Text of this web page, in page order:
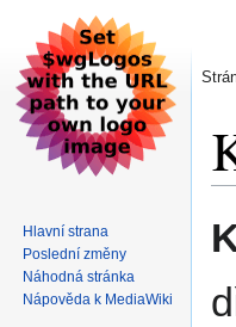
na
na
Hlavní strana
Poslední změny
Náhodná stránka
Nápověda k MediaWiki